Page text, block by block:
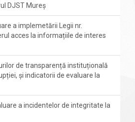
DJST Mureș
a implemetării Legii nr.
acces la informațiile de interes
de transparență instituțională
și indicatorii de evaluare la
a incidentelor de integritate la